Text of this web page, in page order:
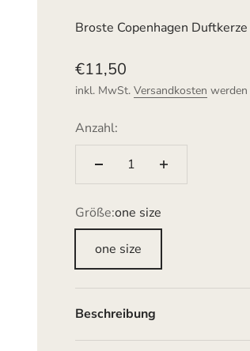
Broste Copenhagen
Angebot
€11,50
inkl. MwSt. Versandkosten werden
Anzahl:
Größe:one size
one size
Beschreibung